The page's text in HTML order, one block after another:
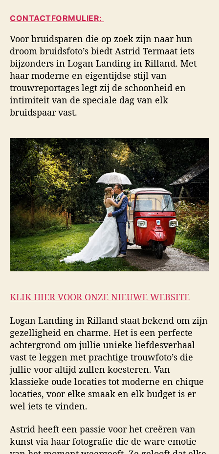
d
s
f
o
t
o
g
r
a
f
u
e
u
r
u
m
CONTACTFORMULIER:
Voor bruidsparen die op zoek zijn naar hun
droom bruidsfoto’s biedt Astrid Termaat iets
bijzonders in Logan Landing in Rilland. Met
haar moderne en eigentijdse stijl van
trouwreportages legt zij de schoonheid en
intimiteit van de speciale dag van elk
bruidspaar vast.
KLIK HIER VOOR ONZE NIEUWE WEBSITE
Logan Landing in Rilland staat bekend om zijn
gezelligheid en charme. Het is een perfecte
achtergrond om jullie unieke liefdesverhaal
vast te leggen met prachtige trouwfoto’s die
jullie voor altijd zullen koesteren. Van
klassieke oude locaties tot moderne en chique
locaties, voor elke smaak en elk budget is er
wel iets te vinden.
Astrid heeft een passie voor het creëren van
kunst via haar fotografie die de ware emotie